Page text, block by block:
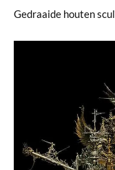
Gedraaide houten